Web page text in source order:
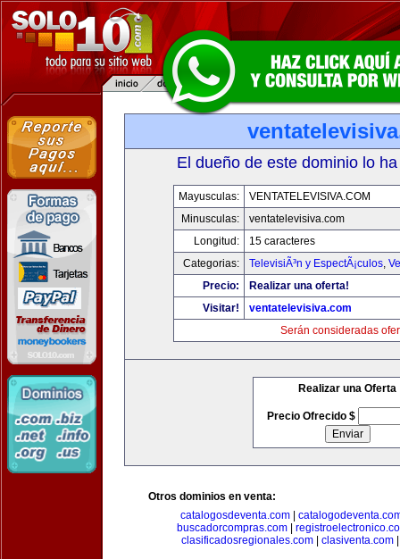
El dueño de este dominio lo
Mayusculas:
VENTATELEVISIVA.COM
Minusculas:
ventatelevisiva.com
Longitud:
15 caracteres
Categorias:
TelevisiÃ³n y EspectÃ¡culos,
Precio:
Realizar una oferta!
Visitar!
ventatelevisiva.com
Serán consideradas
Realizar una Oferta
Precio Ofrecido $
Otros dominios en venta:
catalogosdeventa.com
buscadorcompras.com
clasificadosregionales.com| clasiventa.com